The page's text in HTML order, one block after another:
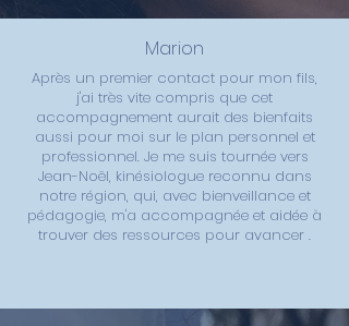
Marion
Après un premier contact pour mon fils,
j'ai très vite compris que cet
accompagnement aurait des bienfaits
aussi pour moi sur le plan personnel et
professionnel. Je me suis tournée vers
Jean-Noël, kinésiologue reconnu dans
notre région, qui, avec bienveillance et
pédagogie, m'a accompagnée et aidée à
trouver des ressources pour avancer .